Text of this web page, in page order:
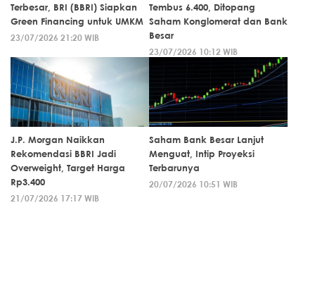
Terbesar, BRI (BBRI) Siapkan
Green Financing untuk UMKM
23/07/2026 21:20 WIB
Tembus 6.400, Ditopang
Saham Konglomerat dan Bank
Besar
23/07/2026 10:12 WIB
J.P. Morgan Naikkan
Rekomendasi BBRI Jadi
Overweight, Target Harga
Rp3.400
21/07/2026 17:17 WIB
Saham Bank Besar Lanjut
Menguat, Intip Proyeksi
Terbarunya
20/07/2026 10:51 WIB